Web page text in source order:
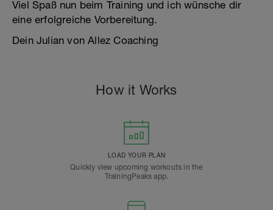
Viel Spaß nun beim Training und ich wünsche dir
eine erfolgreiche Vorbereitung.
Dein Julian von Allez Coaching
How it Works
LOAD YOUR PLAN
Quickly view upcoming workouts in the
TrainingPeaks app.